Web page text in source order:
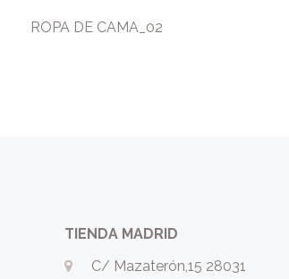
ROPA DE CAMA_02
TIENDA MADRID
C/ Mazaterón,15 28031